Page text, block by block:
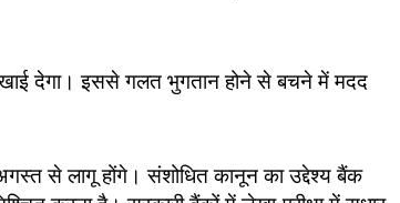
देगा। इससे गलत भुगतान होने से बचने में मदद
से लागू होंगे। संशोधित कानून का उद्देश्य बैंक